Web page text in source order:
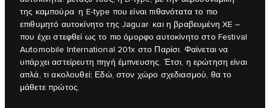
της καμπούρα· η E‑type που είναι πιθανότατα το πιο
επιθυμητό αυτοκίνητο της Jaguar· και η βραβευμένη XE –
που έχει στεφθεί ως το πιο όμορφο αυτοκίνητο στο Festival
Automobile International 201x στο Παρίσι. Φαίνεται να
υπάρχει αστείρευτη πηγή έμπνευσης. Έτσι, η ερώτηση είναι
απλά, τι ακολουθεί; Εδώ, στον χώρο σχεδιασμού, θα το
μάθετε πρώτος.